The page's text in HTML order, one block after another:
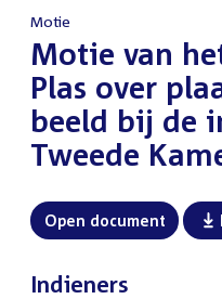
Motie
:Motie van
Plas over
beeld bij de
Tweede
Open document
Indieners